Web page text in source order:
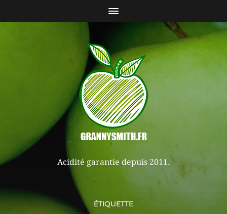
Acidité garantie depuis 2011.
ÉTIQUETTE